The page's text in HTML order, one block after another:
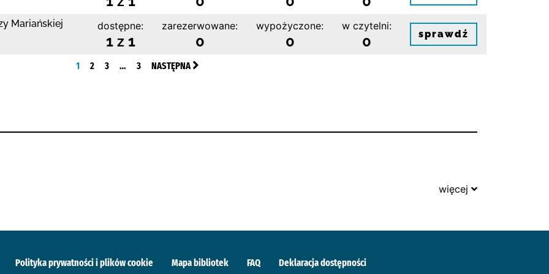
Mariańskiej dostępne:
1 z 1
zarezerwowane:
0
wypożyczone:
0
w czytelni:
0 sprawdź
1 2 3 … 3 NASTĘPNA
więcej
Polityka prywatności i plików cookie Mapa bibliotek FAQ Deklaracja dostępności